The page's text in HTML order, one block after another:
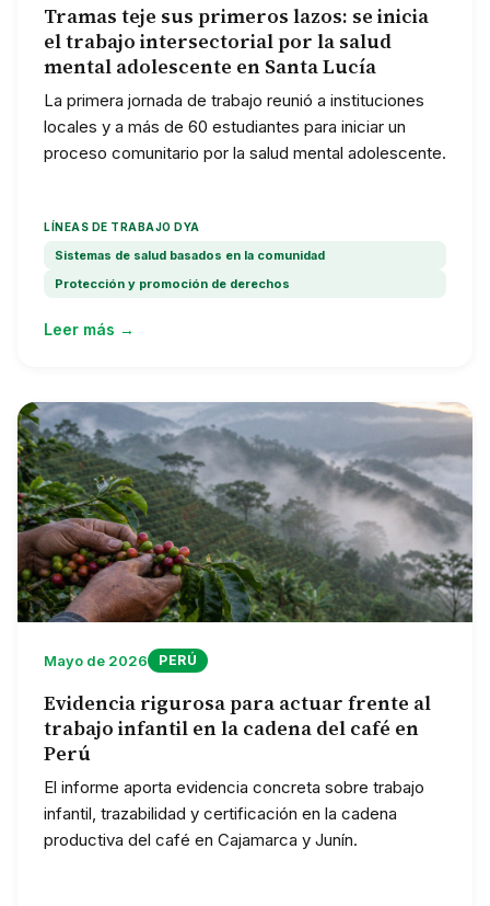
Tramas teje sus primeros lazos: se inicia
el trabajo intersectorial por la salud
mental adolescente en Santa Lucía
La primera jornada de trabajo reunió a instituciones
locales y a más de 60 estudiantes para iniciar un
proceso comunitario por la salud mental adolescente.
LÍNEAS DE TRABAJO DYA
Sistemas de salud basados en la comunidad
Protección y promoción de derechos
Leer más →
Mayo de 2026 PERÚ
Evidencia rigurosa para actuar frente al
trabajo infantil en la cadena del café en
Perú
El informe aporta evidencia concreta sobre trabajo
infantil, trazabilidad y certificación en la cadena
productiva del café en Cajamarca y Junín.